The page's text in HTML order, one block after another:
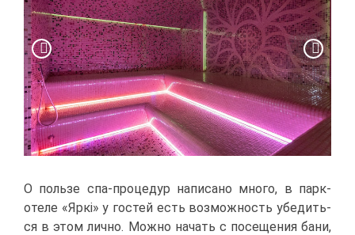
О поль­зе спа-про­це­дур на­пи­са­но мно­го, в парк-
оте­ле «Яркі» у го­стей есть воз­мож­ность убе­дить­
ся в этом лич­но. Мож­но на­чать с по­се­ще­ния ба­ни,